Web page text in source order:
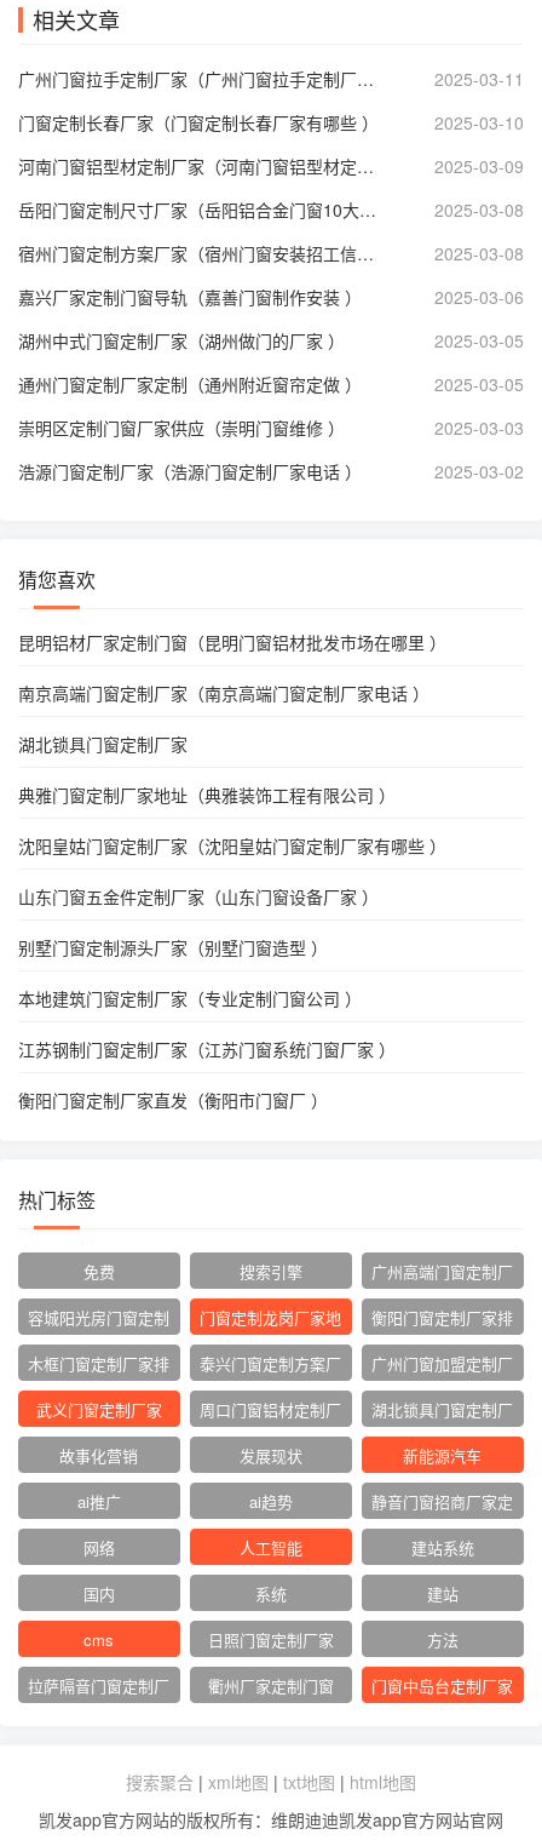
相关文章
广州门窗拉手定制厂家（广州门窗拉手定制厂家有哪些 ）
2025-03-11
门窗定制长春厂家（门窗定制长春厂家有哪些 ）
2025-03-10
河南门窗铝型材定制厂家（河南门窗铝型材定制厂家地址 ）
2025-03-09
岳阳门窗定制尺寸厂家（岳阳铝合金门窗10大品牌 ）
2025-03-08
宿州门窗定制方案厂家（宿州门窗安装招工信息 ）
2025-03-08
嘉兴厂家定制门窗导轨（嘉善门窗制作安装 ）
2025-03-06
湖州中式门窗定制厂家（湖州做门的厂家 ）
2025-03-05
通州门窗定制厂家定制（通州附近窗帘定做 ）
2025-03-05
崇明区定制门窗厂家供应（崇明门窗维修 ）
2025-03-03
浩源门窗定制厂家（浩源门窗定制厂家电话 ）
2025-03-02
猜您喜欢
昆明铝材厂家定制门窗（昆明门窗铝材批发市场在哪里 ）
南京高端门窗定制厂家（南京高端门窗定制厂家电话 ）
湖北锁具门窗定制厂家
典雅门窗定制厂家地址（典雅装饰工程有限公司 ）
沈阳皇姑门窗定制厂家（沈阳皇姑门窗定制厂家有哪些 ）
山东门窗五金件定制厂家（山东门窗设备厂家 ）
别墅门窗定制源头厂家（别墅门窗造型 ）
本地建筑门窗定制厂家（专业定制门窗公司 ）
江苏钢制门窗定制厂家（江苏门窗系统门窗厂家 ）
衡阳门窗定制厂家直发（衡阳市门窗厂 ）
热门标签
免费 搜索引擎
广州高端门窗定制厂
家
容城阳光房门窗定制
厂家
门窗定制龙岗厂家地
址
衡阳门窗定制厂家排
名
木框门窗定制厂家排
名
泰兴门窗定制方案厂
家
广州门窗加盟定制厂
家
武义门窗定制厂家
周口门窗铝材定制厂
家
湖北锁具门窗定制厂
家
故事化营销 发展现状
新能源汽车
ai推广
ai趋势
静音门窗招商厂家定
制
网络‌ 人工智能
建站系统
国内
系统
建站
cms
日照门窗定制厂家
方法
拉萨隔音门窗定制厂
衢州厂家定制门窗 门窗中岛台定制厂家
搜索聚合 | xml地图 | txt地图 | html地图
凯发app官方网站的版权所有：维朗迪迪凯发app官方网站官网